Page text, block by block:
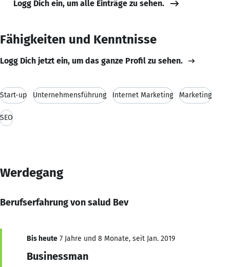
Logg Dich ein, um alle Einträge zu sehen.
Fähigkeiten und Kenntnisse
Logg Dich jetzt ein, um das ganze Profil zu sehen.
Start-up Unternehmensführung Internet Marketing Marketing
SEO
Werdegang
Berufserfahrung von salud Bev
Bis heute 7 Jahre und 8 Monate, seit Jan. 2019
Businessman